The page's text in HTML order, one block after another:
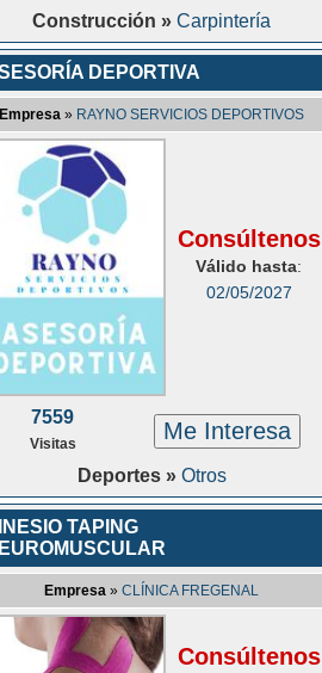
Construcción » Carpintería
DEPORTIVA
Empresa » RAYNO SERVICIOS DEPORTIVOS
Consúltenos
Válido hasta:
02/05/2027
7559
Visitas Me Interesa
Deportes » Otros
TAPING
Empresa » CLÍNICA FREGENAL
Consúltenos